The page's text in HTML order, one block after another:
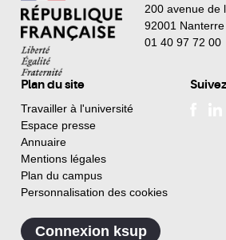
200 avenue de
92001
01 40 97 72 00
Plan du site
Travailler à l'université
Espace presse
Annuaire
Mentions légales
Plan du campus
Personnalisation des cookies
Connexion ksup